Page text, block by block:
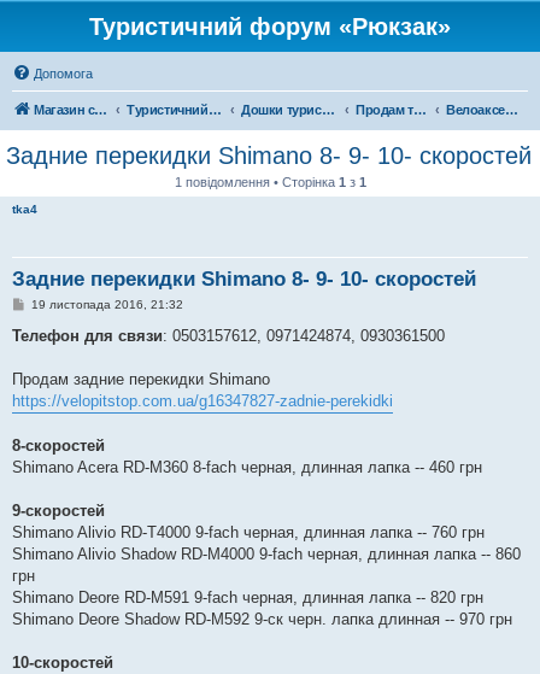
Туристичний форум «Рюкзак»
Допомога
Магазин спорядження Туристичний форум «Рюкзак» Дошки туристичних оголошень Продам туристичне спорядження Велоаксесуари
Задние перекидки Shimano 8- 9- 10- скоростей
1 повідомлення • Сторінка 1 з 1
tka4
Задние перекидки Shimano 8- 9- 10- скоростей
П
в
о
л
н
я
19 листопада 2016, 21:32
Телефон для связи: 0503157612, 0971424874, 0930361500
Продам задние перекидки Shimano
https://velopitstop.com.ua/g16347827-zadnie-perekidki
8-скоростей
Shimano Acera RD-M360 8-fach черная, длинная лапка -- 460 грн
9-скоростей
Shimano Alivio RD-T4000 9-fach черная, длинная лапка -- 760 грн
Shimano Alivio Shadow RD-М4000 9-fach черная, длинная лапка -- 860
грн
Shimano Deore RD-M591 9-fach черная, длинная лапка -- 820 грн
Shimano Deore Shadow RD-M592 9-ск черн. лапка длинная -- 970 грн
10-скоростей